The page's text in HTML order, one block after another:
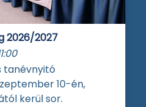
2026/2027
tanévnyitó
10-én,
kerül sor.